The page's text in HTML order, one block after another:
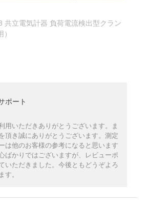
共立電気計器 負荷電流検出型クラン
ポート
用いただきありがとうございます。ま
頂き誠にありがとうございます。測定
は他のお客様の参考になると思います
ばかりではございますが、レビューポ
いただきました。今後ともどうぞよろ
す。